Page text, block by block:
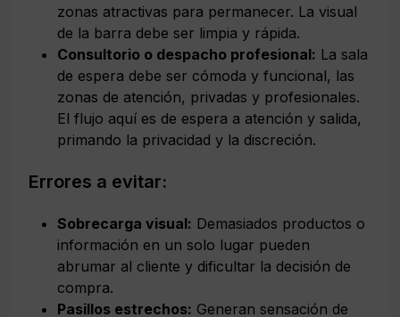
zonas atractivas para permanecer. La visual
de la barra debe ser limpia y rápida.
Consultorio o despacho profesional: La sala
de espera debe ser cómoda y funcional, las
zonas de atención, privadas y profesionales.
El flujo aquí es de espera a atención y salida,
primando la privacidad y la discreción.
Errores a evitar:
Sobrecarga visual: Demasiados productos o
información en un solo lugar pueden
abrumar al cliente y dificultar la decisión de
compra.
Pasillos estrechos: Generan sensación de